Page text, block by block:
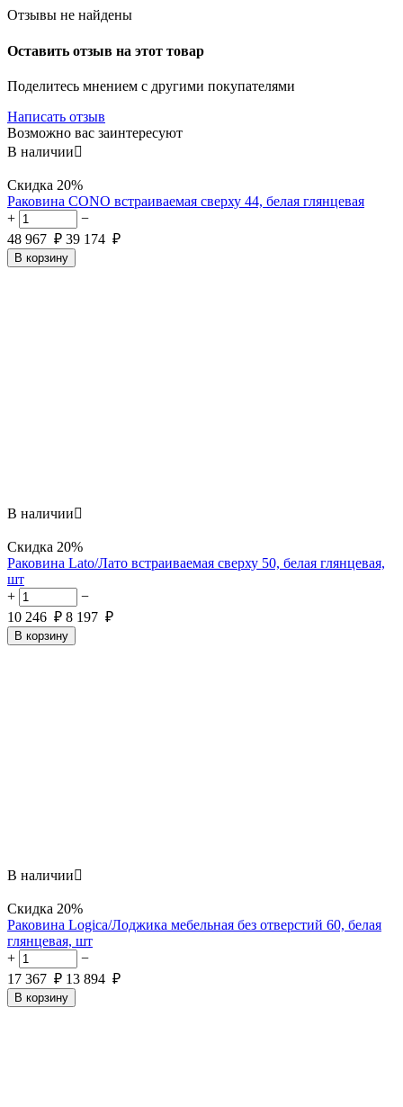
Отзывы не найдены
Оставить отзыв на этот товар
Поделитесь мнением с другими покупателями
Написать отзыв
Возможно вас заинтересуют
В наличии
Скидка 20%
Раковина CONO встраиваемая сверху 44, белая глянцевая
+
−
48 967 ₽ 39 174 ₽
В корзину
В наличии
Скидка 20%
Раковина Lato/Лато встраиваемая сверху 50, белая глянцевая,
шт
+
−
10 246 ₽ 8 197 ₽
В корзину
В наличии
Скидка 20%
Раковина Logica/Лоджика мебельная без отверстий 60, белая
глянцевая, шт
+
−
17 367 ₽ 13 894 ₽
В корзину